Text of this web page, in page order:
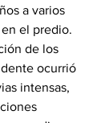
a varios
el predio.
de los
ocurrió
intensas,